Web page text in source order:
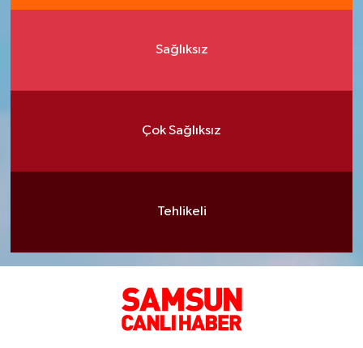
Sağlıksız
Çok Sağlıksız
Tehlikeli